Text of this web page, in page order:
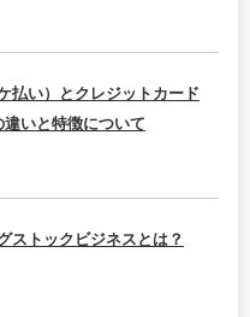
払い）とクレジットカード
いと特徴について
ストックビジネスとは？